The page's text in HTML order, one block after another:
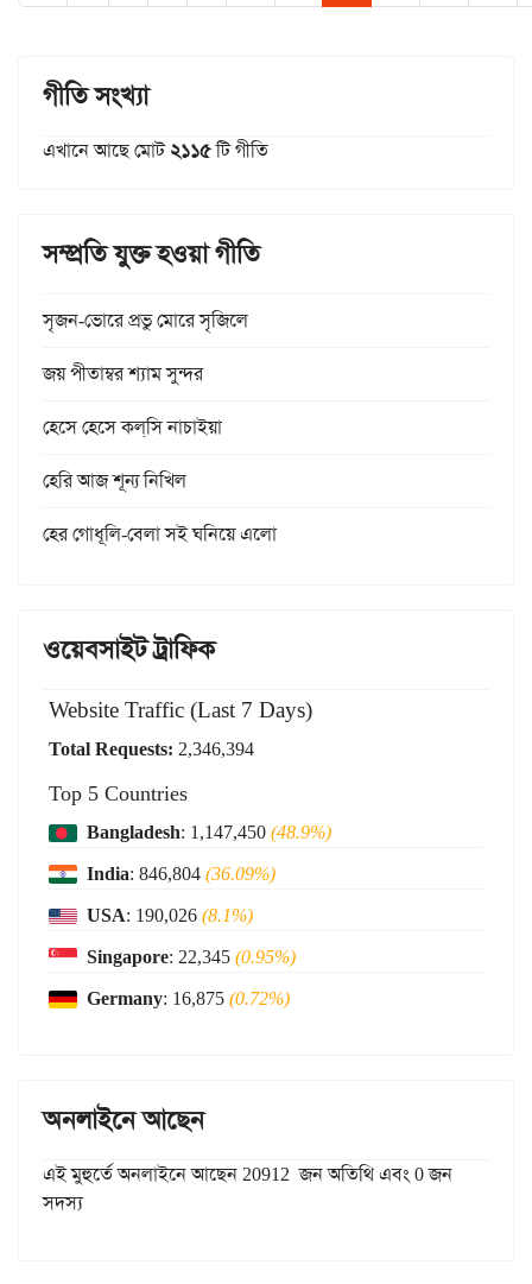
গীতি সংখ্যা
এখানে আছে মোট২১১৫টি গীতি
সম্প্রতি যুক্ত হওয়া গীতি
সৃজন-ভোরে প্রভু মোরে সৃজিলে
জয় পীতাম্বর শ্যাম সুন্দর
হেসে হেসে কল্‌সি নাচাইয়া
হেরি আজ শূন্য নিখিল
হের গোধূলি-বেলা সই ঘনিয়ে এলো
ওয়েবসাইট ট্রাফিক
Website Traffic (Last 7 Days)
Total Requests: 2,346,394
Top 5 Countries
Bangladesh: 1,147,450(48.9%)
India: 846,804(36.09%)
USA: 190,026(8.1%)
Singapore: 22,345(0.95%)
Germany: 16,875(0.72%)
অনলাইনে আছেন
এই মুহুর্তে অনলাইনে আছেন 20912 জন অতিথি এবং 0 জন
সদস্য